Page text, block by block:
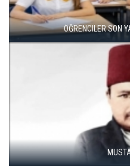
SON YAZILILARI VERIYORLAR.
MUSTAFA SAGIR